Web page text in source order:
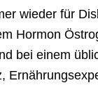
wieder für
Hormon
bei einem